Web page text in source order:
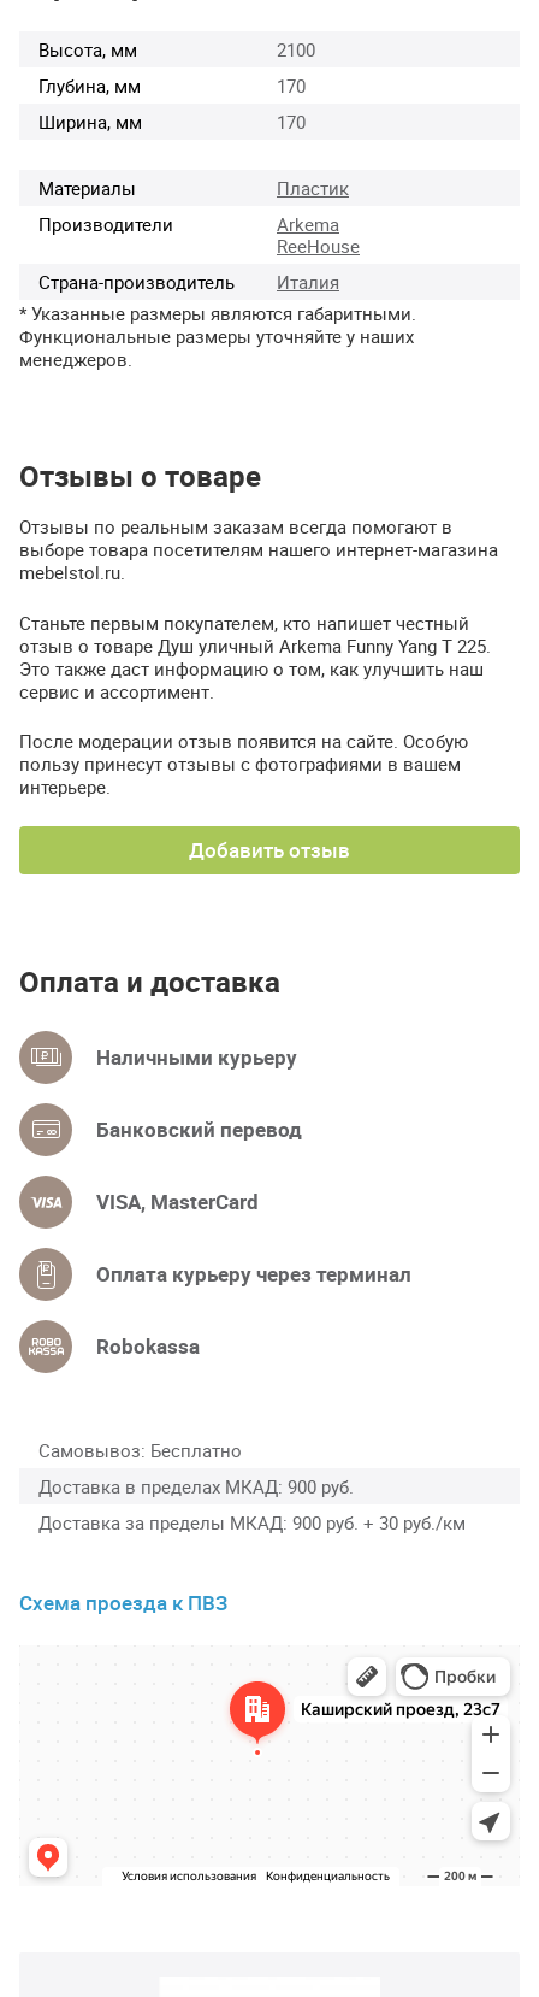
Высота, мм
2100
Глубина, мм
170
Ширина, мм
170
Материалы
Пластик
Производители
Arkema
ReeHouse
Страна-производитель
Италия
* Указанные размеры являются габаритными.
Функциональные размеры уточняйте у наших
менеджеров.
Отзывы о товаре
Отзывы по реальным заказам всегда помогают в
выборе товара посетителям нашего интернет-магазина
mebelstol.ru.
Станьте первым покупателем, кто напишет честный
отзыв о товаре Душ уличный Arkema Funny Yang T 225.
Это также даст информацию о том, как улучшить наш
сервис и ассортимент.
После модерации отзыв появится на сайте. Особую
пользу принесут отзывы с фотографиями в вашем
интерьере.
Добавить отзыв
Оплата и доставка
Наличными курьеру
Банковский перевод
VISA, MasterCard
Оплата курьеру через терминал
Robokassa
Самовывоз Бесплатно
Доставка в пределах МКАД 900 руб.
Доставка за пределы МКАД 900 руб. + 30 руб./км
Схема проезда к ПВЗ